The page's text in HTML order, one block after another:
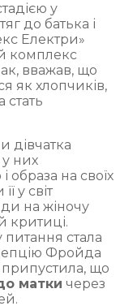
у
до батька і
Електри»
комплекс
вважав, що
як хлопчиків,
стать
дівчатка
у них
образа на своїх
у світ
на жіночу
критиці.
стала
Фройда
припустила, що
матки через